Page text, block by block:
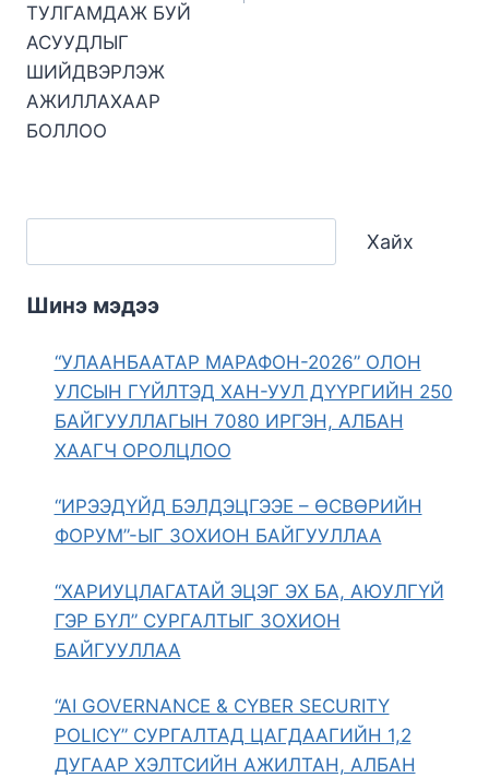
ТУЛГАМДАЖ БУЙ
АСУУДЛЫГ
ШИЙДВЭРЛЭЖ
АЖИЛЛАХААР
БОЛЛОО
Хайх
Шинэ мэдээ
“УЛААНБААТАР МАРАФОН-2026” ОЛОН
УЛСЫН ГҮЙЛТЭД ХАН-УУЛ ДҮҮРГИЙН 250
БАЙГУУЛЛАГЫН 7080 ИРГЭН, АЛБАН
ХААГЧ ОРОЛЦЛОО
“ИРЭЭДҮЙД БЭЛДЭЦГЭЭЕ – ӨСВӨРИЙН
ФОРУМ”-ЫГ ЗОХИОН БАЙГУУЛЛАА
“ХАРИУЦЛАГАТАЙ ЭЦЭГ ЭХ БА, АЮУЛГҮЙ
ГЭР БҮЛ” СУРГАЛТЫГ ЗОХИОН
БАЙГУУЛЛАА
“AI GOVERNANCE & CYBER SECURITY
POLICY” СУРГАЛТАД ЦАГДААГИЙН 1,2
ДУГААР ХЭЛТСИЙН АЖИЛТАН, АЛБАН